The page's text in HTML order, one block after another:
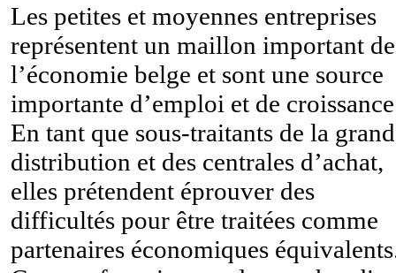
Les petites et moyennes entreprises
représentent un maillon important de
l’économie belge et sont une source
importante d’emploi et de
En tant que sous-traitants de la
distribution et des centrales d’achat,
elles prétendent éprouver des
difficultés pour être traitées comme
partenaires économiques